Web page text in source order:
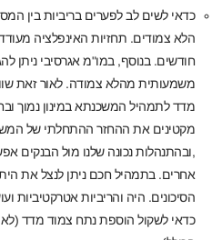
כדאי לשים לב לפערים בריביות בין
הלא צמודים. תחזיות האינפלציה
חודשים. בנוסף, במו"מ אגרסיבי ניתן
משמעותית מהלא צמודה. לאור זאת
מדד לתמהיל המשכנתא במינון נמוך
מקטינים את ההחזר ההתחלתי של
,ובהתנהלות נכונה שלנו מול הבנקים
אחרים. בתמהיל חכם ניתן לנצל את
הסיכונים. היה והריביות אטרקטיביות